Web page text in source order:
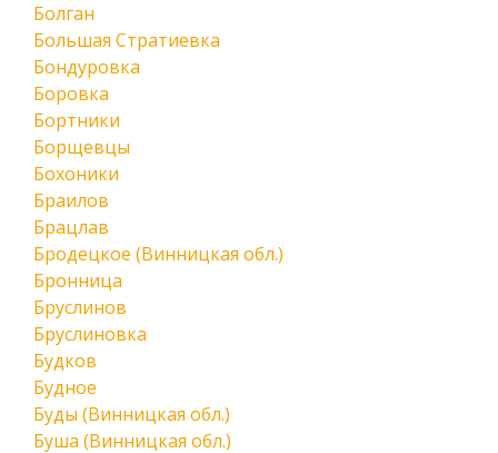
Болган
Большая Стратиевка
Бондуровка
Боровка
Бортники
Борщевцы
Бохоники
Браилов
Брацлав
Бродецкое (Винницкая обл.)
Бронница
Бруслинов
Бруслиновка
Будков
Будное
Буды (Винницкая обл.)
Буша (Винницкая обл.)